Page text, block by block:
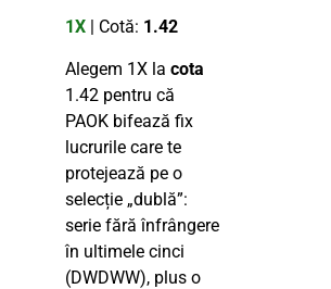
1X | Cotă: 1.42
Alegem 1X la cota
1.42 pentru că
PAOK bifează fix
lucrurile care te
protejează pe o
selecție „dublă”:
serie fără înfrângere
în ultimele cinci
(DWDWW), plus o